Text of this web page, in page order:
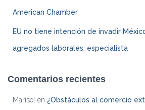
American Chamber
EU no tiene intención de invadir
agregados laborales: especialista
Comentarios recientes
Marisol en ¿Obstáculos al comercio